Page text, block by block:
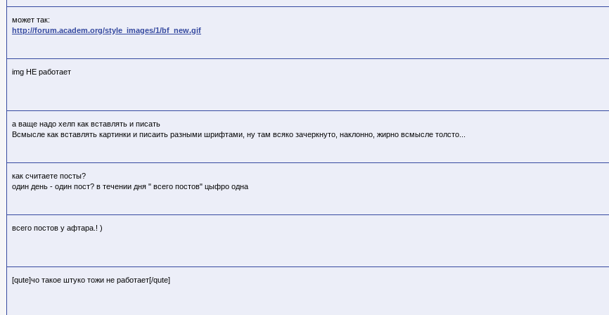
может так:
http://forum.academ.org/style_images/1/bf_new.gif
img НЕ работает
а ваще надо хелп как вставлять и писать
Всмысле как вставлять картинки и писаить разными шрифтами, ну там всяко зачеркнуто, наклонно, жирно всмысле толсто...
как считаете посты?
один день - один пост? в течении дня " всего постов" цыфро одна
всего постов у афтара.! )
[qute]чо такое штуко тожи не работает[/qute]